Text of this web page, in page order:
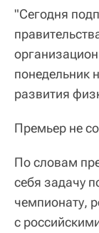
"Сегодня
понедельник
развития
Премьер не
По словам
себя задачу
чемпионату,
с